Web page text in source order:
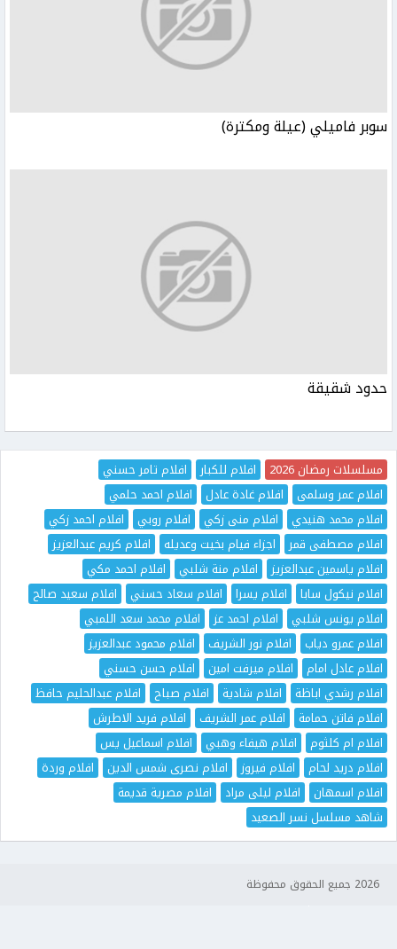
سوبر فاميلي (عيلة ومكترة)
حدود شقيقة
مسلسلات رمضان 2026 افلام للكبار
افلام تامر حسني
افلام عمر وسلمى
افلام غادة عادل
افلام احمد حلمي
افلام محمد هنيدي
افلام منى زكي افلام روبي
افلام احمد زكي
افلام مصطفى قمر
اجزاء فيام بخيت وعديله
افلام كريم عبدالعزيز
افلام ياسمين عبدالعزيز
افلام منة شلبي
افلام احمد مكي
افلام نيكول سابا
افلام يسرا افلام سعاد حسني
افلام سعيد صالح
افلام يونس شلبي
افلام احمد عز
افلام محمد سعد اللمبي
افلام عمرو دياب
افلام نور الشريف
افلام محمود عبدالعزيز
افلام عادل امام
افلام ميرفت امين
افلام حسن حسني
افلام رشدي اباظة
افلام شادية افلام صباح
افلام عبدالحليم حافظ
افلام فاتن حمامة
افلام عمر الشريف
افلام فريد الاطرش
افلام ام كلثوم
افلام هيفاء وهبي
افلام اسماعيل يس
افلام دريد لحام
افلام فيروز افلام نصرى شمس الدين
افلام وردة
افلام اسمهان
افلام ليلى مراد
افلام مصرية قديمة
شاهد مسلسل نسر الصعيد
2026 جميع الحقوق محفوظة